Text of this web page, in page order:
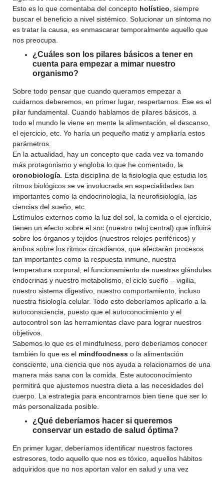
Esto es lo que comentaba del concepto holístico , siempre
buscar el beneficio a nivel sistémico. Solucionar un síntoma no
es tratar la causa, es enmascarar temporalmente aquello que
nos preocupa.
¿Cuáles son los pilares básicos a tener en
cuenta para empezar a mimar nuestro
organismo?
Sobre todo pensar que cuando queramos empezar a
cuidarnos deberemos, en primer lugar, respertarnos. Ese es el
pilar fundamental. Cuando hablamos de pilares básicos, a
todo el mundo le viene en mente la alimentación, el descanso,
el ejercicio, etc. Yo haría un pequeño matiz y ampliaría estos
parámetros.
En la actualidad, hay un concepto que cada vez va tomando
más protagonismo y engloba lo que he comentado, la
cronobiología . Esta disciplina de la fisiología que estudia los
ritmos biológicos se ve involucrada en especialidades tan
importantes como la endocrinología, la neurofisiología, las
ciencias del sueño, etc.
Estímulos externos como la luz del sol, la comida o el ejercicio,
tienen un efecto sobre el snc (nuestro reloj central) que influirá
sobre los órganos y tejidos (nuestros relojes periféricos) y
ambos sobre los ritmos circadianos, que afectarán procesos
tan importantes como la respuesta inmune, nuestra
temperatura corporal, el funcionamiento de nuestras glándulas
endocrinas y nuestro metabolismo, el ciclo sueño – vigilia,
nuestro sistema digestivo, nuestro comportamiento, incluso
nuestra fisiología celular. Todo esto deberíamos aplicarlo a la
autoconsciencia, puesto que el autoconocimiento y el
autocontrol son las herramientas clave para lograr nuestros
objetivos.
Sabemos lo que es el mindfulness, pero deberíamos conocer
también lo que es el mindfoodness o la alimentación
consciente, una ciencia que nos ayuda a relacionarnos de una
manera más sana con la comida. Este autoconocimiento
permitirá que ajustemos nuestra dieta a las necesidades del
cuerpo. La estrategia para encontrarnos bien tiene que ser lo
más personalizada posible.
¿Qué deberíamos hacer si queremos
conservar un estado de salud óptima?
En primer lugar, deberíamos identificar nuestros factores
estresores, todo aquello que nos es tóxico, aquellos hábitos
adquiridos que no nos aportan valor en salud y una vez